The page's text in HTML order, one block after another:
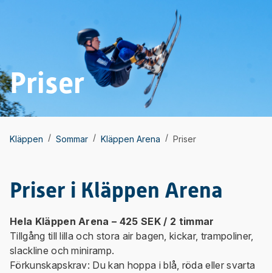
Priser
Kläppen / Sommar / Kläppen Arena / Priser
Priser i Kläppen Arena
Hela Kläppen Arena – 425 SEK / 2 timmar
Tillgång till lilla och stora air bagen, kickar, trampoliner,
slackline och miniramp.
Förkunskapskrav: Du kan hoppa i blå, röda eller svarta